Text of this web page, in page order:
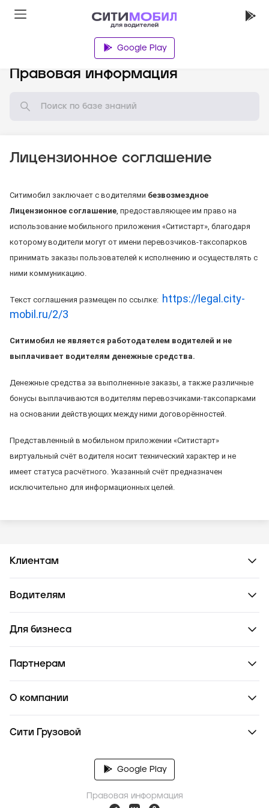
Google Play
Правовая информация
Лицензионное соглашение
Ситимобил заключает с водителями безвозмездное
Лицензионное соглашение, предоставляющее им право на
использование мобильного приложения «Ситистарт», благодаря
которому водители могут от имени перевозчиков-таксопарков
принимать заказы пользователей к исполнению и осуществлять с
ними коммуникацию.
Текст соглашения размещен по ссылке: https://legal.city-
mobil.ru/2/3
Ситимобил не является работодателем водителей и не
выплачивает водителям денежные средства.
Денежные средства за выполненные заказы, а также различные
бонусы выплачиваются водителям перевозчиками-таксопарками
на основании действующих между ними договорённостей.
Представленный в мобильном приложении «Ситистарт»
виртуальный счёт водителя носит технический характер и не
имеет статуса расчётного. Указанный счёт предназначен
исключительно для информационных целей.
Клиентам
Водителям
Для бизнеса
Партнерам
О компании
Сити Грузовой
Google Play
Правовая информация